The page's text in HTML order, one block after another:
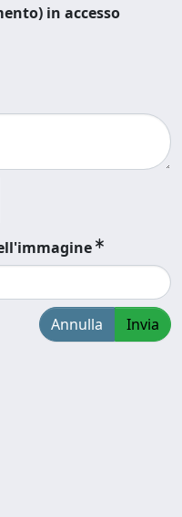
in accesso
Annulla Invia